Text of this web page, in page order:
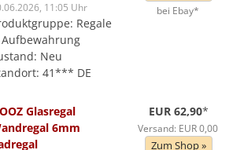
11:05 Uhr
Regale
Neu
41*** DE
bei Ebay*
Glasregal
6mm
EUR 62,90*
Versand: EUR 0,00
Zum Shop »